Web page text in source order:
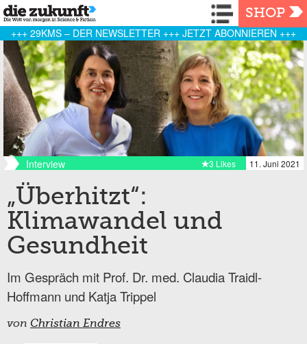
Navigation
SHOP
+++ 29KMS – DER NEWSLETTER +++ JETZT ABONNIEREN +++
Interview 11. Juni 2021
3 Likes
„Überhitzt“:
Klimawandel und
Gesundheit
Im Gespräch mit Prof. Dr. med. Claudia Traidl-
Hoffmann und Katja Trippel
von Christian Endres